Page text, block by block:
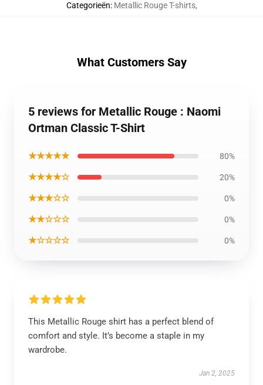
Categorieën: Metallic Rouge T-shirts,
What Customers Say
5 reviews for Metallic Rouge : Naomi
Ortman Classic T-Shirt
★★★★★ 80%
★★★★☆ 20%
★★★☆☆ 0%
★★☆☆☆ 0%
★☆☆☆☆ 0%
This Metallic Rouge shirt has a perfect blend of
comfort and style. It’s become a staple in my
wardrobe.
Jan 2, 2025